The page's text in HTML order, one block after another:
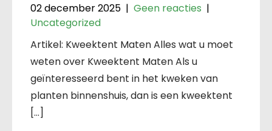
02 december 2025 | Geen reacties |
Uncategorized
Artikel: Kweektent Maten Alles wat u moet
weten over Kweektent Maten Als u
geïnteresseerd bent in het kweken van
planten binnenshuis, dan is een kweektent
[…]